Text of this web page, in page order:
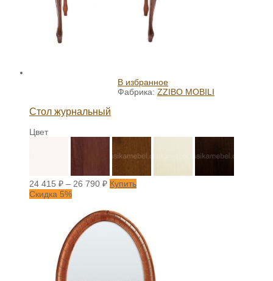
В избранное
Фабрика: ZZIBO MOBILI
Стол журнальный
Цвет
24 415 ₽ – 26 790 ₽ Купить
Скидка 5%